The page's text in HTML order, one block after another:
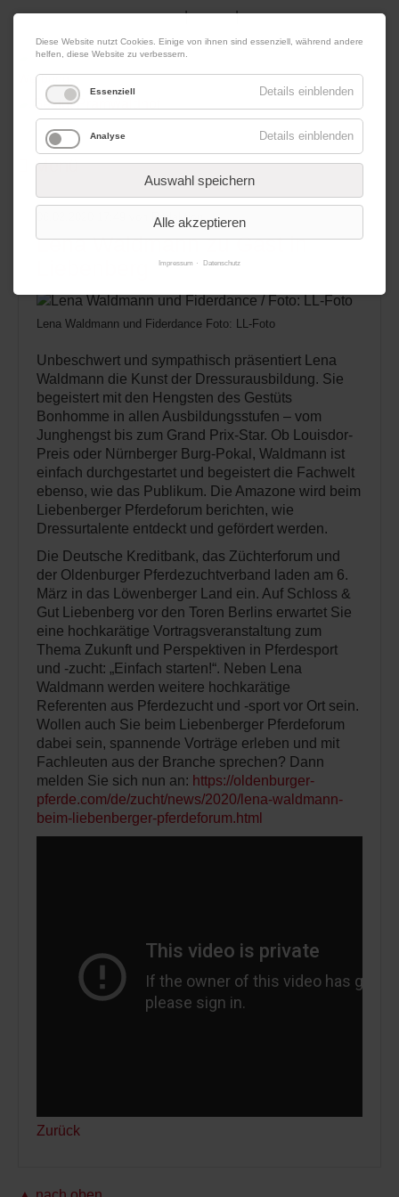
06. August 2026 Impressum|Kontakt|Datenschutz
Werbung
Menü
von Redaktion
Lena Waldmann zu Gast in
Lena Waldmann und Fiderdance Foto: LL-Foto
Unbeschwert und sympathisch präsentiert Lena
Waldmann die Kunst der Dressurausbildung. Sie
begeistert mit den Hengsten des Gestüts
Bonhomme in allen Ausbildungsstufen – vom
Junghengst bis zum Grand Prix-Star. Ob Louisdor-
Preis oder Nürnberger Burg-Pokal, Waldmann ist
einfach durchgestartet und begeistert die Fachwelt
ebenso, wie das Publikum. Die Amazone wird beim
Liebenberger Pferdeforum berichten, wie
Dressurtalente entdeckt und gefördert werden.
Die Deutsche Kreditbank, das Züchterforum und
der Oldenburger Pferdezuchtverband laden am 6.
März in das Löwenberger Land ein. Auf Schloss &
Gut Liebenberg vor den Toren Berlins erwartet Sie
eine hochkarätige Vortragsveranstaltung zum
Thema Zukunft und Perspektiven in Pferdesport
und -zucht: „Einfach starten!“. Neben Lena
Waldmann werden weitere hochkarätige
Referenten aus Pferdezucht und -sport vor Ort sein.
Wollen auch Sie beim Liebenberger Pferdeforum
dabei sein, spannende Vorträge erleben und mit
Fachleuten aus der Branche sprechen? Dann
melden Sie sich nun an: https://oldenburger-
pferde.com/de/zucht/news/2020/lena-waldmann-
beim-liebenberger-pferdeforum.html
Zurück
Diese Website nutzt Cookies. Einige von ihnen sind essenziell, während andere
helfen, diese Website zu verbessern.
Essenziell Details einblenden
Analyse Details einblenden
Auswahl speichern
Alle akzeptieren
Impressum Datenschutz